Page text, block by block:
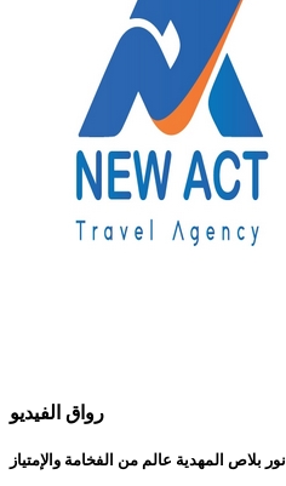
رواق الفيديو
نور بلاص المهدية عالم من الفخامة والإمتياز